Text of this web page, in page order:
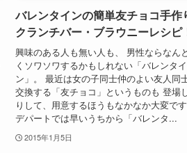
バレンタインの簡単友チョコ手作
クランチバー・ブラウニーレシピ
興味のある人も無い人も、 男性ならなん
くソワソワするかもしれない「バレンタイ
ン」。 最近は女の子同士仲のよい友人同
交換する「友チョコ」というものも 登場
りして、用意するほうもなかなか大変です
デパートでは早いうちから「バレンタ...
2015年1月5日